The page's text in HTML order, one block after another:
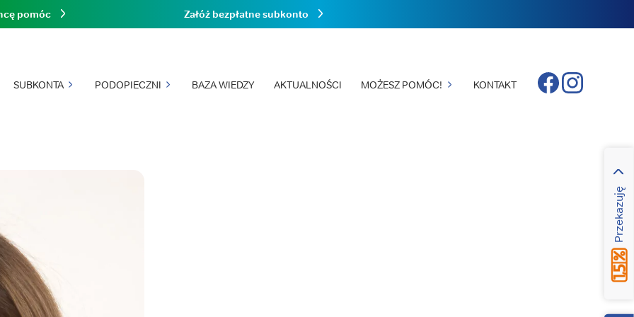
SUBKONTA PODOPIECZNI BAZA WIEDZY AKTUALNOŚCI MOŻESZ POMÓC! KONTAKT
Przekazuję
pomóc Załóż bezpłatne subkonto
FacebookInstagram